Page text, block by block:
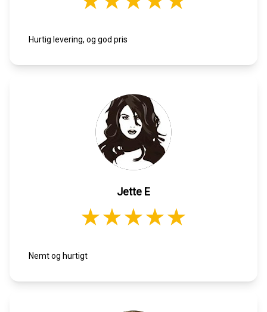
Hurtig levering, og god pris
Jette E
Nemt og hurtigt